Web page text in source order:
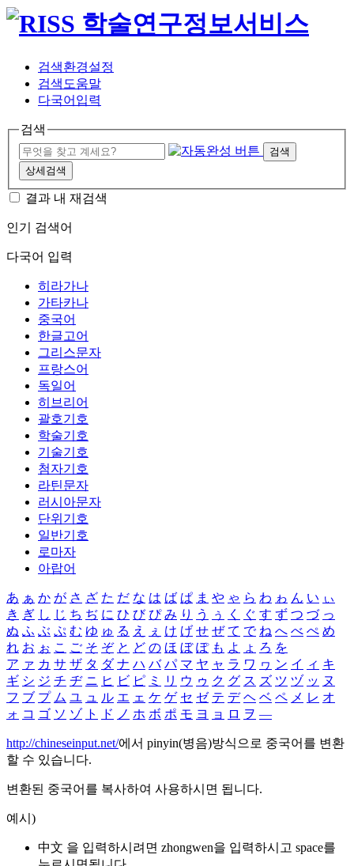
검색환경설정
검색도움말
다국어입력
검색
검색
상세검색
결과 내 재검색
인기 검색어
다국어 입력
히라가나
가타카나
중국어
한글고어
그리스문자
프랑스어
독일어
히브리어
괄호기호
학술기호
기술기호
첨자기호
라틴문자
러시아문자
단위기호
일반기호
로마자
아랍어
あ ぁ か が さ ざ た だ な は ば ぱ ま や ゃ ら わ ゎ ん い ぃ
き ぎ し じ ち ぢ に ひ び ぴ み り う ぅ く ぐ す ず つ づ っ
ぬ ふ ぶ ぷ む ゆ ゅ る え ぇ け げ せ ぜ て で ね へ べ ぺ め
れ お ぉ こ ご そ ぞ と ど の ほ ぼ ぽ も よ ょ ろ を
ア ァ カ サ ザ タ ダ ナ ハ バ パ マ ヤ ャ ラ ワ ヮ ン イ ィ キ
ギ シ ジ チ ヂ ニ ヒ ビ ピ ミ リ ウ ゥ ク グ ス ズ ツ ヅ ッ ヌ
フ ブ プ ム ユ ュ ル エ ェ ケ ゲ セ ゼ テ デ ヘ ベ ペ メ レ オ
ォ コ ゴ ソ ゾ ト ド ノ ホ ボ ポ モ ヨ ョ ロ ヲ ―
http://chineseinput.net/에서 pinyin(병음)방식으로 중국어를 변환
할 수 있습니다.
변환된 중국어를 복사하여 사용하시면 됩니다.
예시)
中文 을 입력하시려면 zhongwen을 입력하시고 space를